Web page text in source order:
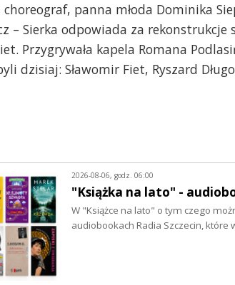
choreograf, panna młoda Dominika
– Sierka odpowiada za
Przygrywała kapela Romana
dzisiaj: Sławomir Fiet, Ryszard
2026-08-06, godz. 06:00
"Książka na lato" -
W "Książce na lato" o tym czego
audiobookach Radia Szczecin, które